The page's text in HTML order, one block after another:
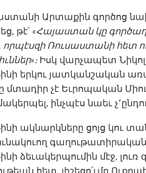
Արտաքին գործոց
թէ՝ «Հա­յաս­տան կը
որ­պէսզի Ռու­սաստա­նի հետ
Իսկ վար­չա­պետ
եր­կու յատ­կանշա­կան
մտա­դիր չէ Եւ­րո­պական
ինչպէս նաեւ
ակ­նարկնե­րը ցոյց կու
գա­ղու­թա­տիրա­կան
ձե­ւակեր­պումին մէջ,